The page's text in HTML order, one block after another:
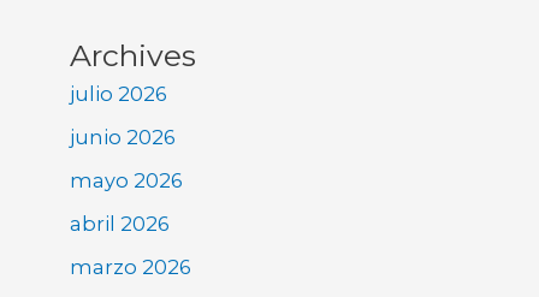
Archives
julio 2026
junio 2026
mayo 2026
abril 2026
marzo 2026